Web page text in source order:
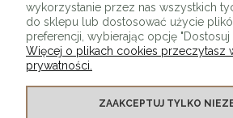
kompaktowa
wykorzystanie przez nas wszystkich
do sklepu lub dostosować użycie
preferencji, wybierając opcję "Dostosuj
Więcej o plikach cookies przeczytasz
prywatności.
ZAAKCEPTUJ TYLKO